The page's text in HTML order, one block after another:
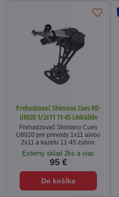
Prehadzovač Shimano Cues RD-
U8020 1/2x11 11-45 LinkGlide
Prehadzovač Shimano Cues
U8020 pre prevody 1x11 alebo
2x11 a kazetu 11-45 zubov.
Externy sklad 2ks a viac
95 €
Do košíka